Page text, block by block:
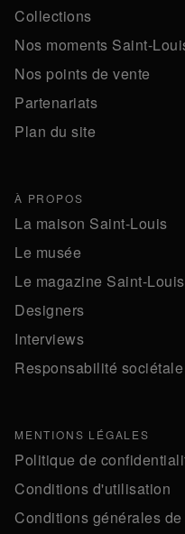
Collections
Nos moments Saint-
Nos points de vente
Partenariats
Plan du site
À PROPOS
La maison Saint-Louis
Le musée
Le magazine Saint-Louis
Designers
Interviews
Responsabilité
MENTIONS LÉGALES
Politique de
Conditions d'utilisation
Conditions générales de